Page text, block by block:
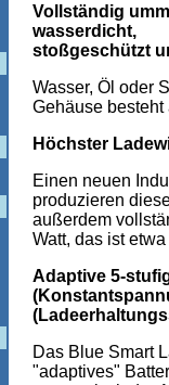
Vollständig
wasserdicht,
stoßgeschützt
Wasser, Öl oder
Gehäuse
Höchster
Einen neuen
produzieren
außerdem
Watt, das ist
Adaptive 5-
Das Blue Smart
"adaptives"